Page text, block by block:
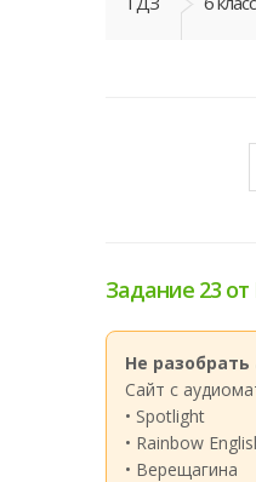
Задание 23
Не
Сайт с
• Spotlight
• Rainbow
• Верещагина